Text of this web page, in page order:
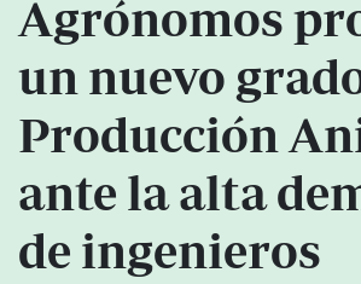
Agrónomos
un nuevo
Producción
ante la alta
de ingenieros